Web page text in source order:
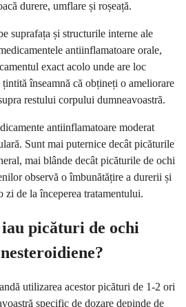
durere, umflare și roșeață.
suprafața și structurile interne ale
antiinflamatoare orale,
exact acolo unde are loc
înseamnă că obțineți o ameliorare
restului corpului dumneavoastră.
antiinflamatoare moderat
Sunt mai puternice decât picăturile
mai blânde decât picăturile de ochi
observă o îmbunătățire a durerii și
zi de la începerea tratamentului.
picături de ochi
utilizarea acestor picături de 1-2 ori
specific de dozare depinde de